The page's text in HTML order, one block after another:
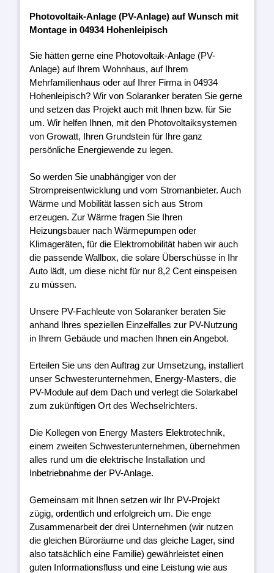
Photovoltaik-Anlage (PV-Anlage) auf Wunsch mit
Montage in 04934 Hohenleipisch
Sie hätten gerne eine Photovoltaik-Anlage (PV-
Anlage) auf Ihrem Wohnhaus, auf Ihrem
Mehrfamilienhaus oder auf Ihrer Firma in 04934
Hohenleipisch? Wir von Solaranker beraten Sie gerne
und setzen das Projekt auch mit Ihnen bzw. für Sie
um. Wir helfen Ihnen, mit den Photovoltaiksystemen
von Growatt, Ihren Grundstein für Ihre ganz
persönliche Energiewende zu legen.
So werden Sie unabhängiger von der
Strompreisentwicklung und vom Stromanbieter. Auch
Wärme und Mobilität lassen sich aus Strom
erzeugen. Zur Wärme fragen Sie Ihren
Heizungsbauer nach Wärmepumpen oder
Klimageräten, für die Elektromobilität haben wir auch
die passende Wallbox, die solare Überschüsse in Ihr
Auto lädt, um diese nicht für nur 8,2 Cent einspeisen
zu müssen.
Unsere PV-Fachleute von Solaranker beraten Sie
anhand Ihres speziellen Einzelfalles zur PV-Nutzung
in Ihrem Gebäude und machen Ihnen ein Angebot.
Erteilen Sie uns den Auftrag zur Umsetzung, installiert
unser Schwesterunternehmen, Energy-Masters, die
PV-Module auf dem Dach und verlegt die Solarkabel
zum zukünftigen Ort des Wechselrichters.
Die Kollegen von Energy Masters Elektrotechnik,
einem zweiten Schwesterunternehmen, übernehmen
alles rund um die elektrische Installation und
Inbetriebnahme der PV-Anlage.
Gemeinsam mit Ihnen setzen wir Ihr PV-Projekt
zügig, ordentlich und erfolgreich um. Die enge
Zusammenarbeit der drei Unternehmen (wir nutzen
die gleichen Büroräume und das gleiche Lager, sind
also tatsächlich eine Familie) gewährleistet einen
guten Informationsfluss und eine Leistung wie aus